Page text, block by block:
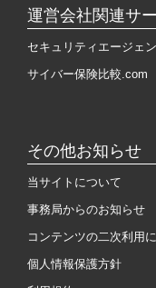
運営会社関連サ
セキュリティエージェ
サイバー保険比較.com
その他お知らせ
当サイトについて
事務局からのお知らせ
コンテンツの二次利用
個人情報保護方針